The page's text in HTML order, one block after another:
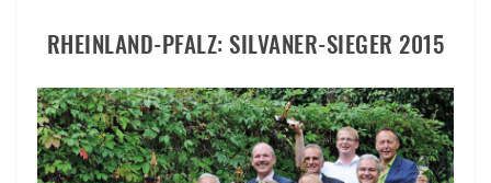
RHEINLAND-PFALZ: SILVANER-SIEGER 2015